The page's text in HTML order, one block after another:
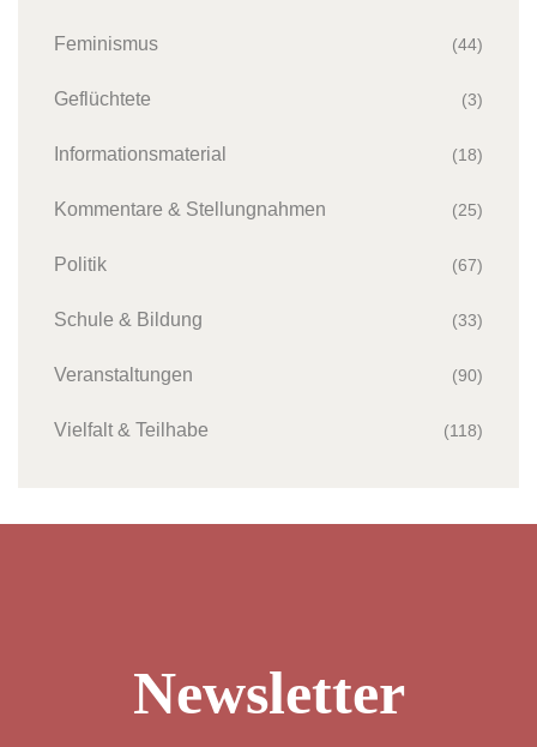
Feminismus (44)
Geflüchtete (3)
Informationsmaterial (18)
Kommentare & Stellungnahmen (25)
Politik (67)
Schule & Bildung (33)
Veranstaltungen (90)
Vielfalt & Teilhabe (118)
Newsletter